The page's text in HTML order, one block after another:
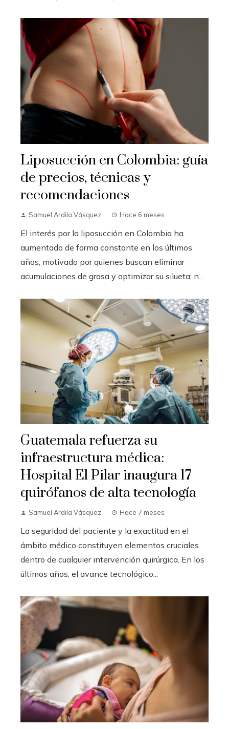
Liposucción en Colombia: guía
de precios, técnicas y
recomendaciones
Samuel Ardila Vásquez Hace 6 meses
El interés por la liposucción en Colombia ha
aumentado de forma constante en los últimos
años, motivado por quienes buscan eliminar
acumulaciones de grasa y optimizar su silueta; n...
Guatemala refuerza su
infraestructura médica:
Hospital El Pilar inaugura 17
quirófanos de alta tecnología
Samuel Ardila Vásquez Hace 7 meses
La seguridad del paciente y la exactitud en el
ámbito médico constituyen elementos cruciales
dentro de cualquier intervención quirúrgica. En los
últimos años, el avance tecnológico...